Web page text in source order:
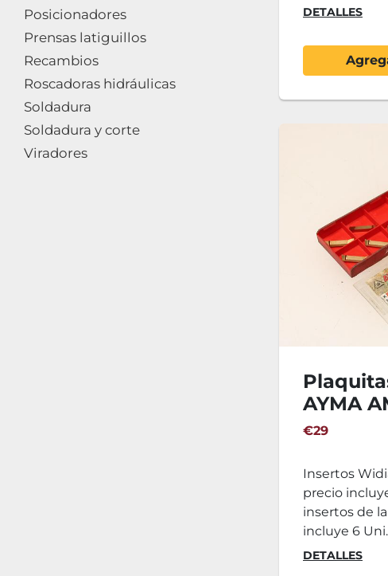
Posicionadores
Prensas latiguillos
Recambios
Roscadoras hidráulicas
Soldadura
Soldadura y corte
Viradores
DETALLES
AYMA
€29
Insertos
precio
insertos de la
incluye 6
DETALLES